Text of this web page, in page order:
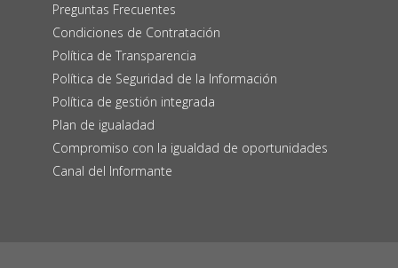
Preguntas Frecuentes
Condiciones de Contratación
Política de Transparencia
Política de Seguridad de la Información
Política de gestión integrada
Plan de igualadad
Compromiso con la igualdad de oportunidades
Canal del Informante